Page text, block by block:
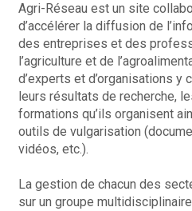
Agri-Réseau est un site
d’accélérer la diffusion de
des entreprises et des
l’agriculture et de
d’experts et d’organisations y
leurs résultats de recherche,
formations qu’ils organisent
outils de vulgarisation
vidéos, etc.).
La gestion de chacun des
sur un groupe